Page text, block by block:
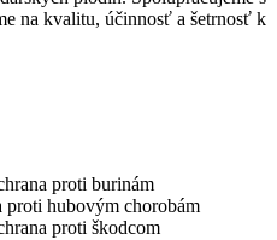
na kvalitu, účinnosť a šetrnosť k
proti burinám
proti hubovým chorobám
proti škodcom